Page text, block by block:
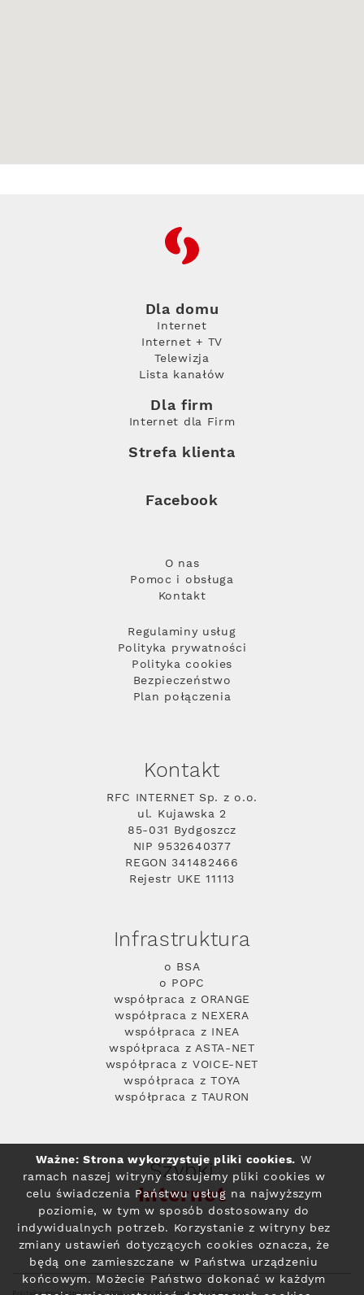
RFC
Dla domu
Internet
Internet + TV
Telewizja
Lista kanałów
Dla firm
Internet dla Firm
Strefa klienta
Facebook
O nas
Pomoc i obsługa
Kontakt
Regulaminy usług
Polityka prywatności
Polityka cookies
Bezpieczeństwo
Plan połączenia
Kontakt
RFC INTERNET Sp. z o.o.
ul. Kujawska 2
85-031 Bydgoszcz
NIP 9532640377
REGON 341482466
Rejestr UKE 11113
Infrastruktura
o BSA
o POPC
współpraca z ORANGE
współpraca z NEXERA
współpraca z INEA
współpraca z ASTA-NET
współpraca z VOICE-NET
współpraca z TOYA
współpraca z TAURON
Szybki
Internet
Ważne: Strona wykorzystuje pliki cookies. W
ramach naszej witryny stosujemy pliki cookies w
celu świadczenia Państwu usług na najwyższym
poziomie, w tym w sposób dostosowany do
indywidualnych potrzeb. Korzystanie z witryny bez
zmiany ustawień dotyczących cookies oznacza, że
będą one zamieszczane w Państwa urządzeniu
końcowym. Możecie Państwo dokonać w każdym